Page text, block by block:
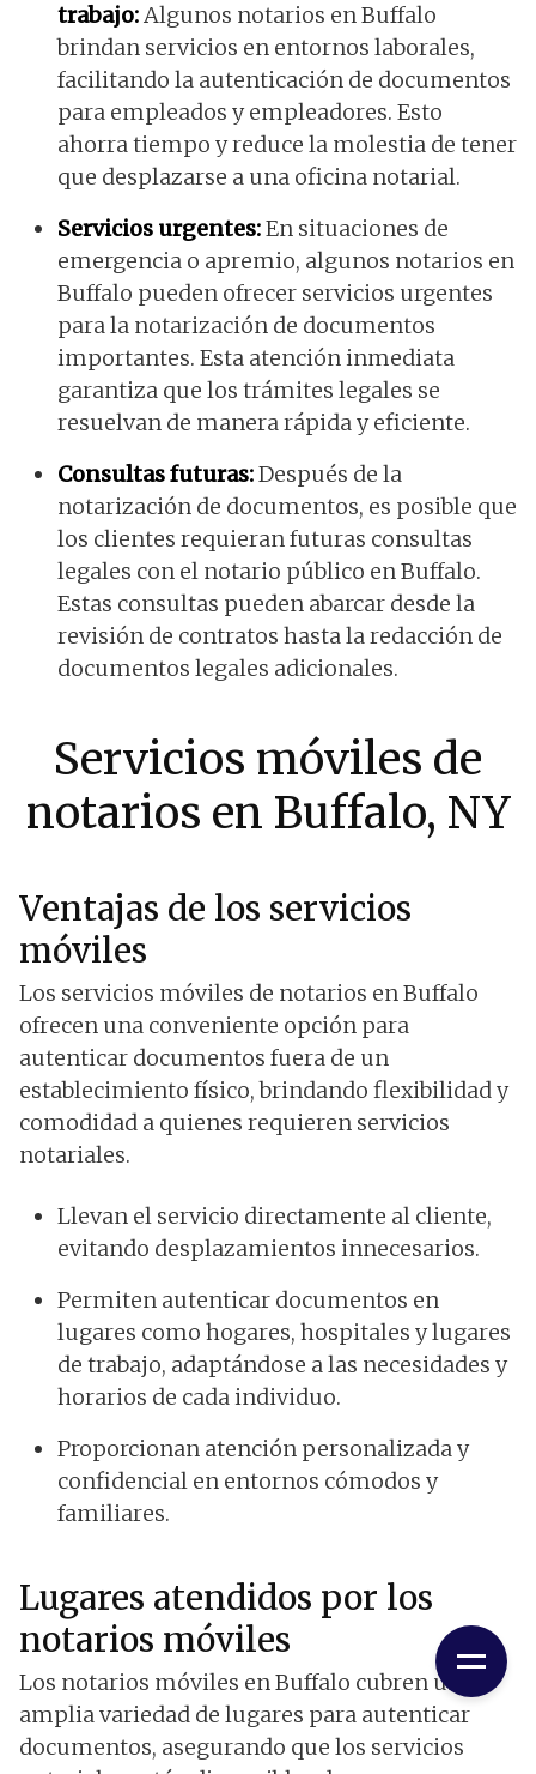
trabajo:Algunos notarios en Buffalo
brindan servicios en entornos laborales,
facilitando la autenticación de documentos
para empleados y empleadores. Esto
ahorra tiempo y reduce la molestia de tener
que desplazarse a una oficina notarial.
Servicios urgentes:En situaciones de
emergencia o apremio, algunos notarios en
Buffalo pueden ofrecer servicios urgentes
para la notarización de documentos
importantes. Esta atención inmediata
garantiza que los trámites legales se
resuelvan de manera rápida y eficiente.
Consultas futuras:Después de la
notarización de documentos, es posible que
los clientes requieran futuras consultas
legales con el notario público en Buffalo.
Estas consultas pueden abarcar desde la
revisión de contratos hasta la redacción de
documentos legales adicionales.
Servicios móviles de
notarios en Buffalo, NY
Ventajas de los servicios
móviles
Los servicios móviles de notarios en Buffalo
ofrecen una conveniente opción para
autenticar documentos fuera de un
establecimiento físico, brindando flexibilidad y
comodidad a quienes requieren servicios
notariales.
Llevan el servicio directamente al cliente,
evitando desplazamientos innecesarios.
Permiten autenticar documentos en
lugares como hogares, hospitales y lugares
de trabajo, adaptándose a las necesidades y
horarios de cada individuo.
Proporcionan atención personalizada y
confidencial en entornos cómodos y
familiares.
Lugares atendidos por los
notarios móviles
Los notarios móviles en Buffalo cubren una
amplia variedad de lugares para autenticar
documentos, asegurando que los servicios